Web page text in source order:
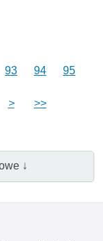
93 94 95
> >>
↓